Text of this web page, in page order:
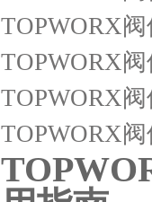
TOPWORX
TOPWORX
TOPWORX
TOPWORX